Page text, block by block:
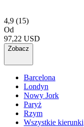
4,9 (15)
Od
97,22 USD
Zobacz
Barcelona
Londyn
Nowy Jork
Paryż
Rzym
Wszystkie kierunki